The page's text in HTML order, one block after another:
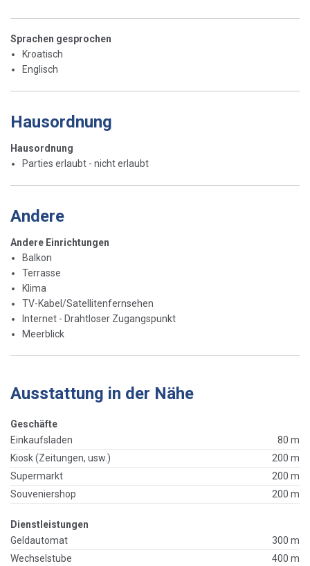
Sprachen gesprochen
Kroatisch
Englisch
Hausordnung
Hausordnung
Parties erlaubt - nicht erlaubt
Andere
Andere Einrichtungen
Balkon
Terrasse
Klima
TV-Kabel/Satellitenfernsehen
Internet - Drahtloser Zugangspunkt
Meerblick
Ausstattung in der Nähe
Geschäfte
Einkaufsladen
80 m
Kiosk (Zeitungen, usw.)
200 m
Supermarkt
200 m
Souveniershop
200 m
Dienstleistungen
Geldautomat
300 m
Wechselstube
400 m